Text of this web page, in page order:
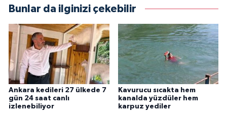
Bunlar da ilginizi çekebilir
Ankara kedileri 27 ülkede 7
gün 24 saat canlı
izlenebiliyor
Kavurucu sıcakta hem
kanalda yüzdüler hem
karpuz yediler